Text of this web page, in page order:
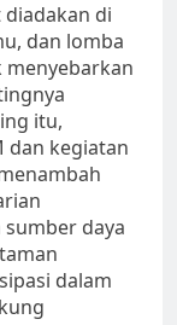
di
dan lomba
itu,
dan kegiatan
daya
dalam